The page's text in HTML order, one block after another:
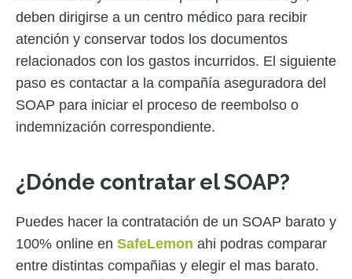
deben dirigirse a un centro médico para recibir
atención y conservar todos los documentos
relacionados con los gastos incurridos. El siguiente
paso es contactar a la compañía aseguradora del
SOAP para iniciar el proceso de reembolso o
indemnización correspondiente.
¿Dónde contratar el SOAP?
Puedes hacer la contratación de un SOAP barato y
100% online en SafeLemon ahi podras comparar
entre distintas compañias y elegir el mas barato.